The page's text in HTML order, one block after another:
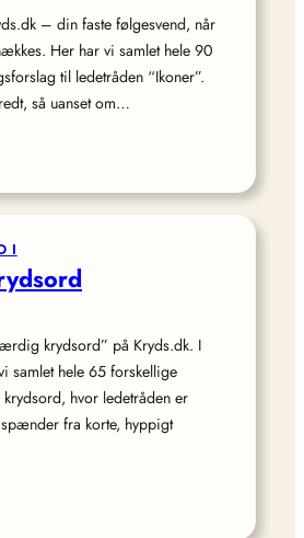
– din faste følgesvend, når
Her har vi samlet hele 90
til ledetråden “Ikoner”.
så uanset om…
I
krydsord” på Kryds.dk. I
samlet hele 65 forskellige
hvor ledetråden er
fra korte, hyppigt